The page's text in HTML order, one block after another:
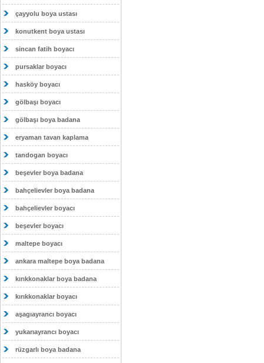
çayyolu boya ustası
konutkent boya ustası
sincan fatih boyacı
pursaklar boyacı
hasköy boyacı
gölbaşı boyacı
gölbaşı boya badana
eryaman tavan kaplama
tandogan boyacı
beşevler boya badana
bahçelievler boya badana
bahçelievler boyacı
beşevler boyacı
maltepe boyacı
ankara maltepe boya badana
kırıkkonaklar boya badana
kırıkkonaklar boyacı
aşagıayrancı boyacı
yukarıayrancı boyacı
rüzgarlı boya badana